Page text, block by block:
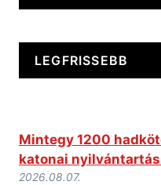
LEGFRISSEBB
Mintegy 1200
katonai
2026.08.07.